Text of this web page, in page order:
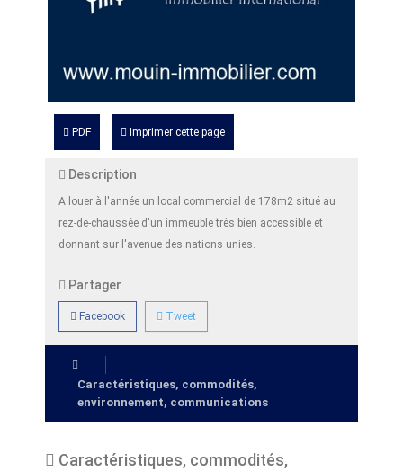
PDF Imprimer cette page
Description
A louer à l'année un local commercial de 178m2 situé au
rez-de-chaussée d'un immeuble très bien accessible et
donnant sur l'avenue des nations unies.
Partager
Facebook Tweet
Caractéristiques, commodités,
environnement, communications
Caractéristiques, commodités,